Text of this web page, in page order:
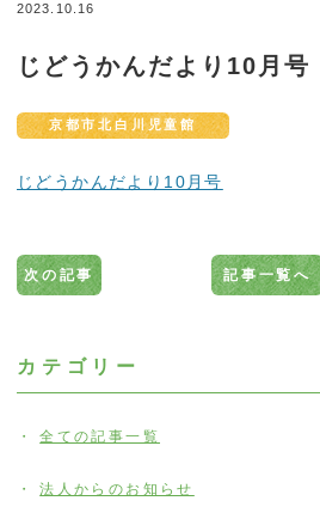
2023.10.16
じどうかんだより10月号
京都市北白川児童館
じどうかんだより10月号
次の記事 記事一覧へ
カテゴリー
全ての記事一覧
法人からのお知らせ